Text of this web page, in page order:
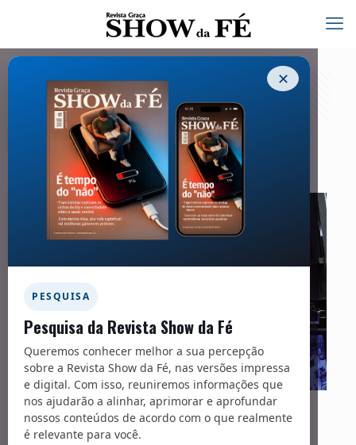
✕
PESQUISA
Pesquisa da Revista Show da Fé
Queremos conhecer melhor a sua percepção
sobre a Revista Show da Fé, nas versões impressa
e digital. Com isso, reuniremos informações que
nos ajudarão a alinhar, aprimorar e aprofundar
nossos conteúdos de acordo com o que realmente
é relevante para você.
Tributação
01/05/2021
Foto: Pablo Valadares / Câmara dos Deputados